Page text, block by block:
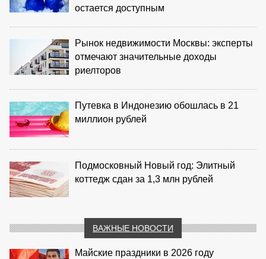
остается доступным
Рынок недвижимости Москвы: эксперты
отмечают значительные доходы
риелторов
Путевка в Индонезию обошлась в 21
миллион рублей
Подмосковный Новый год: Элитный
коттедж сдан за 1,3 млн рублей
ВАЖНЫЕ НОВОСТИ
Майские праздники в 2026 году